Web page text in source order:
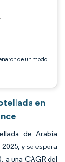
de un modo
en
de Arabia
y se espera
a una CAGR del